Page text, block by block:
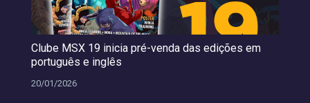
Clube MSX 19 inicia pré-venda das edições em
português e inglês
20/01/2026